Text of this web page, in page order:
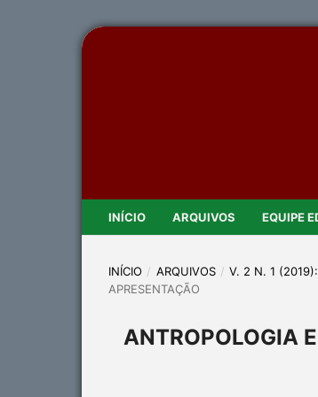
INÍCIO ARQUIVOS EQUIPE
INÍCIO / ARQUIVOS / V. 2 N. 1 (2019):
APRESENTAÇÃO
ANTROPOLOGIA